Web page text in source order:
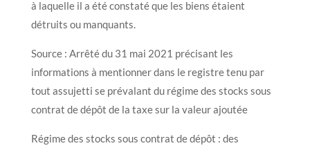
à laquelle il a été constaté que les biens étaient
détruits ou manquants.
Source : Arrêté du 31 mai 2021 précisant les
informations à mentionner dans le registre tenu par
tout assujetti se prévalant du régime des stocks sous
contrat de dépôt de la taxe sur la valeur ajoutée
Régime des stocks sous contrat de dépôt : des